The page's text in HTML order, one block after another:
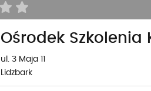
Ośrodek Szkolenia
ul. 3 Maja 11
Lidzbark